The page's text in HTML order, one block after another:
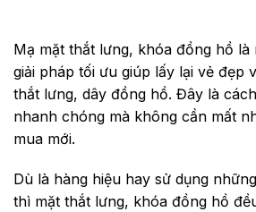
Mạ mặt thắt lưng, khóa đồng hồ
giải pháp tối ưu giúp lấy lại vẻ đẹp
thắt lưng, dây đồng hồ. Đây là
nhanh chóng mà không cần mất
mua mới.
Dù là hàng hiệu hay sử dụng
thì mặt thắt lưng, khóa đồng hồ